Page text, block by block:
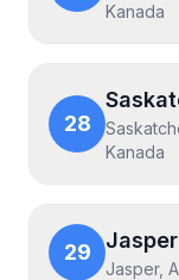
Kanada
28
Kanada
29
Jasper,